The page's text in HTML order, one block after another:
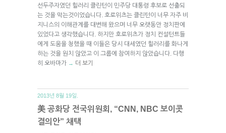
선두주자였던 힐러리 클린턴이 민주당 대통령 후보로 선출되
는 것을 막는것이었습니다. 호로위츠는 클린턴이 너무 자주 비
지니스의 이해관계를 대변해 왔으며 너무 오랫동안 정치판에
있었다고 생각했습니다. 하지만 호로위츠가 정치 컨설턴트들
에게 도움을 청했을 때 이들은 당시 대세였던 힐러리를 화나게
하는 것을 원치 않았고 이 그룹에 참여하지 않았습니다. 다행
히 오바마가 → 더 보기
2013년 8월 19일.
美 공화당 전국위원회, “CNN, NBC 보이콧
결의안” 채택